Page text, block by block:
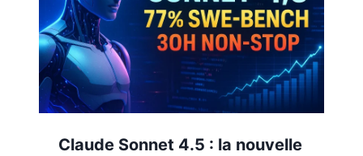
Claude Sonnet 4.5 : la nouvelle